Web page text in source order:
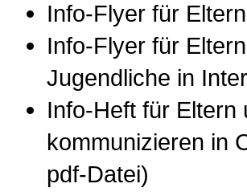
Info-Flyer für
Info-Flyer für
Jugendliche in
Info-Heft für Eltern
kommunizieren in
pdf-Datei)